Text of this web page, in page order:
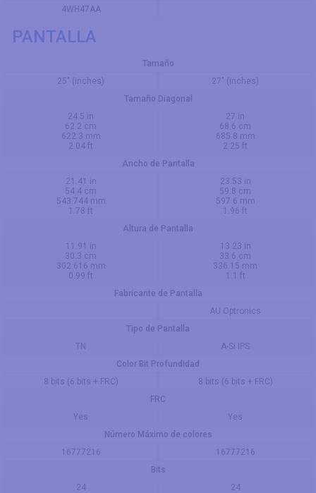
4WH47AA
PANTALLA
Tamaño
25" (inches)
27" (inches)
Tamaño Diagonal
24.5 in
62.2 cm
622.3 mm
2.04 ft
27 in
68.6 cm
685.8 mm
2.25 ft
Ancho de Pantalla
21.41 in
54.4 cm
543.744 mm
1.78 ft
23.53 in
59.8 cm
597.6 mm
1.96 ft
Altura de Pantalla
11.91 in
30.3 cm
302.616 mm
0.99 ft
13.23 in
33.6 cm
336.15 mm
1.1 ft
Fabricante de Pantalla
AU Optronics
Tipo de Pantalla
TN
A-Si IPS
Color Bit Profundidad
8 bits (6 bits + FRC)
8 bits (6 bits + FRC)
FRC
Yes
Yes
Número Máximo de colores
16777216
16777216
Bits
24
24